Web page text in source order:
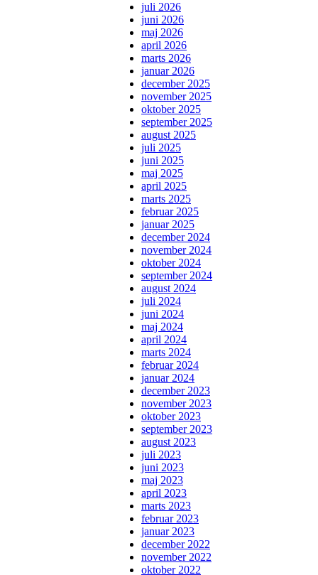
juli 2026
juni 2026
maj 2026
april 2026
marts 2026
januar 2026
december 2025
november 2025
oktober 2025
september 2025
august 2025
juli 2025
juni 2025
maj 2025
april 2025
marts 2025
februar 2025
januar 2025
december 2024
november 2024
oktober 2024
september 2024
august 2024
juli 2024
juni 2024
maj 2024
april 2024
marts 2024
februar 2024
januar 2024
december 2023
november 2023
oktober 2023
september 2023
august 2023
juli 2023
juni 2023
maj 2023
april 2023
marts 2023
februar 2023
januar 2023
december 2022
november 2022
oktober 2022